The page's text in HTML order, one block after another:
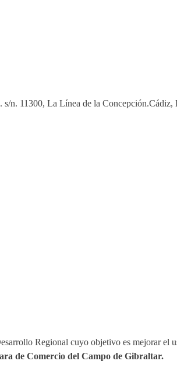
n. 11300, La Línea de la Concepción.Cádiz,
Regional cuyo objetivo es mejorar el
de Comercio del Campo de Gibraltar.